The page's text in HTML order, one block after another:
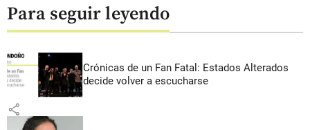
Para seguir leyendo
Crónicas de un Fan Fatal: Estados Alterados
decide volver a escucharse
share